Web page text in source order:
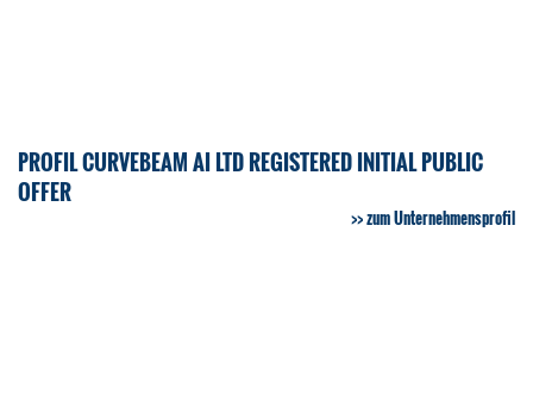
PROFIL CURVEBEAM AI LTD REGISTERED INITIAL PUBLIC
OFFER
zum Unternehmensprofil